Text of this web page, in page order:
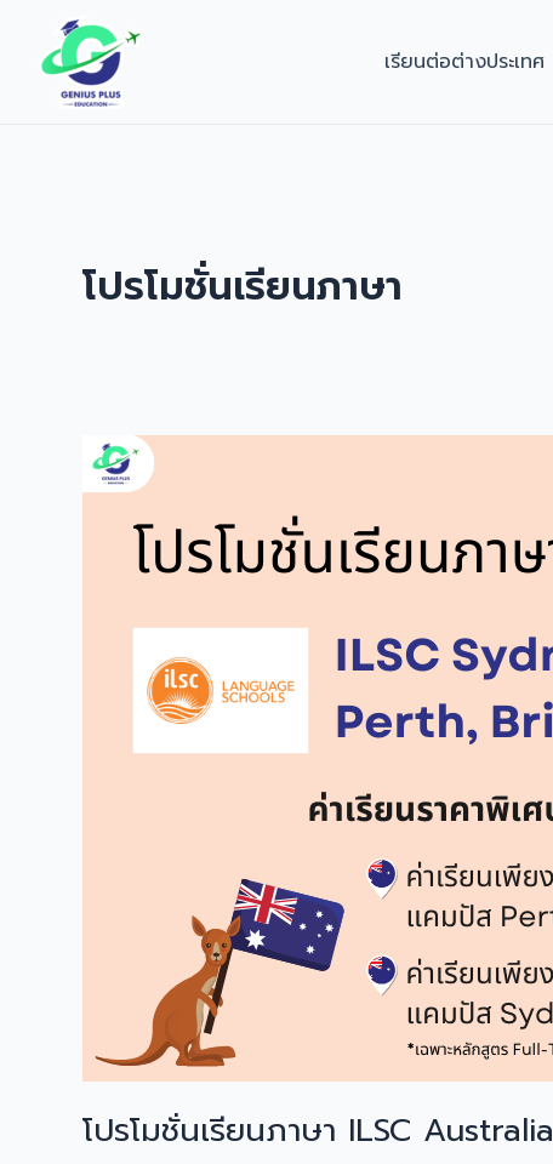
content
เรียนต่อต่างประเทศ
โปรโมชั่นเรียนภาษา
โปรโมชั่นเรียนภาษา ILSC Australia
โปร